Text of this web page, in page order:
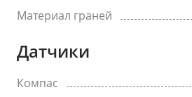
Материал граней
Датчики
Компас